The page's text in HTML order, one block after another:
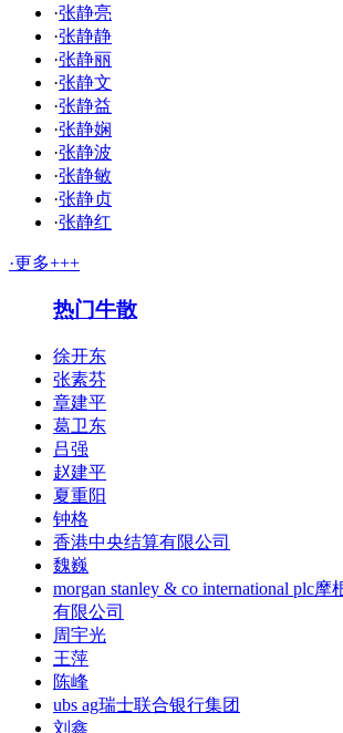
·张静亮
·张静静
·张静丽
·张静文
·张静益
·张静娴
·张静波
·张静敏
·张静贞
·张静红
·更多+++
热门牛散
徐开东
张素芬
章建平
葛卫东
吕强
赵建平
夏重阳
钟格
香港中央结算有限公司
魏巍
morgan stanley & co international plc
有限公司
周宇光
王萍
陈峰
ubs ag瑞士联合银行集团
刘鑫